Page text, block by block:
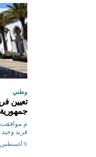
وطني
تعيين
م موافقت
فريد
9 أغسطس 2026